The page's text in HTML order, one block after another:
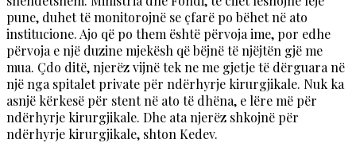
pune, duhet të monitorojnë se çfarë po bëhet në ato
institucione. Ajo që po them është përvoja ime, por edhe
përvoja e një duzine mjekësh që bëjnë të njëjtën gjë me
mua. Çdo ditë, njerëz vijnë tek ne me gjetje të dërguara në
një nga spitalet private për ndërhyrje kirurgjikale. Nuk ka
asnjë kërkesë për stent në ato të dhëna, e lëre më për
ndërhyrje kirurgjikale. Dhe ata njerëz shkojnë për
ndërhyrje kirurgjikale, shton Kedev.